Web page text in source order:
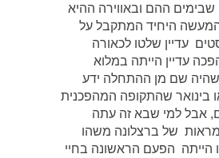
שבימים ההם ובאווירה ההיא
היחיד המתקבל על
עדיין שלטו לכאורה
עדיין הייתה במלוא
שהיה שם מן ההתחלה ידע
בינואר שהתקופה המהפכנית
אבל למי שבא זה עתה
של ברצלונה משהו
הייתה הפעם הראשונה בחיי